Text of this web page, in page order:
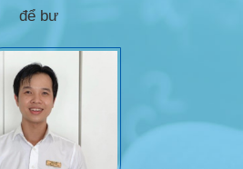
để bư